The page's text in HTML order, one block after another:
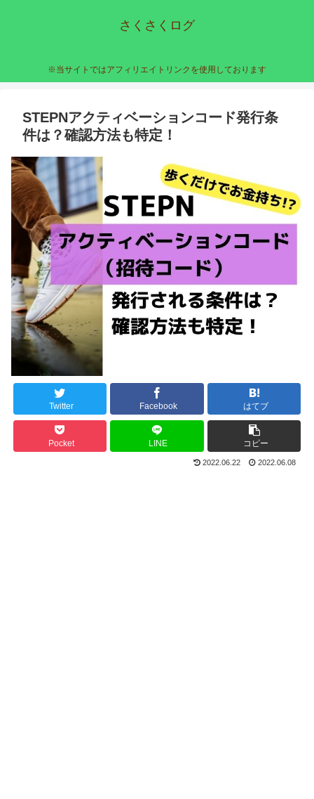
さくさくログ
※当サイトではアフィリエイトリンクを使用しております
STEPNアクティベーションコード発行条
件は？確認方法も特定！
Twitter Facebook はてブ
Pocket LINE コピー
2022.06.22 2022.06.08